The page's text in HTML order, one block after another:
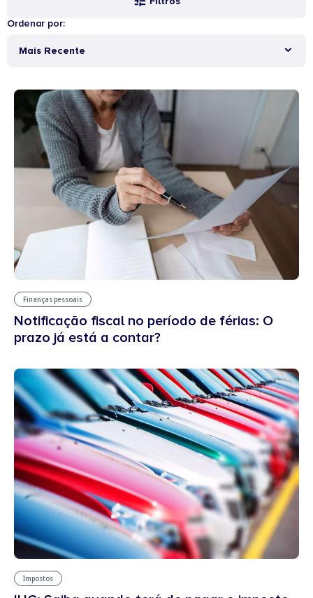
Ordenar por:
Mais Recente
Finanças pessoais
Notificação fiscal no período de férias: O
prazo já está a contar?
Impostos